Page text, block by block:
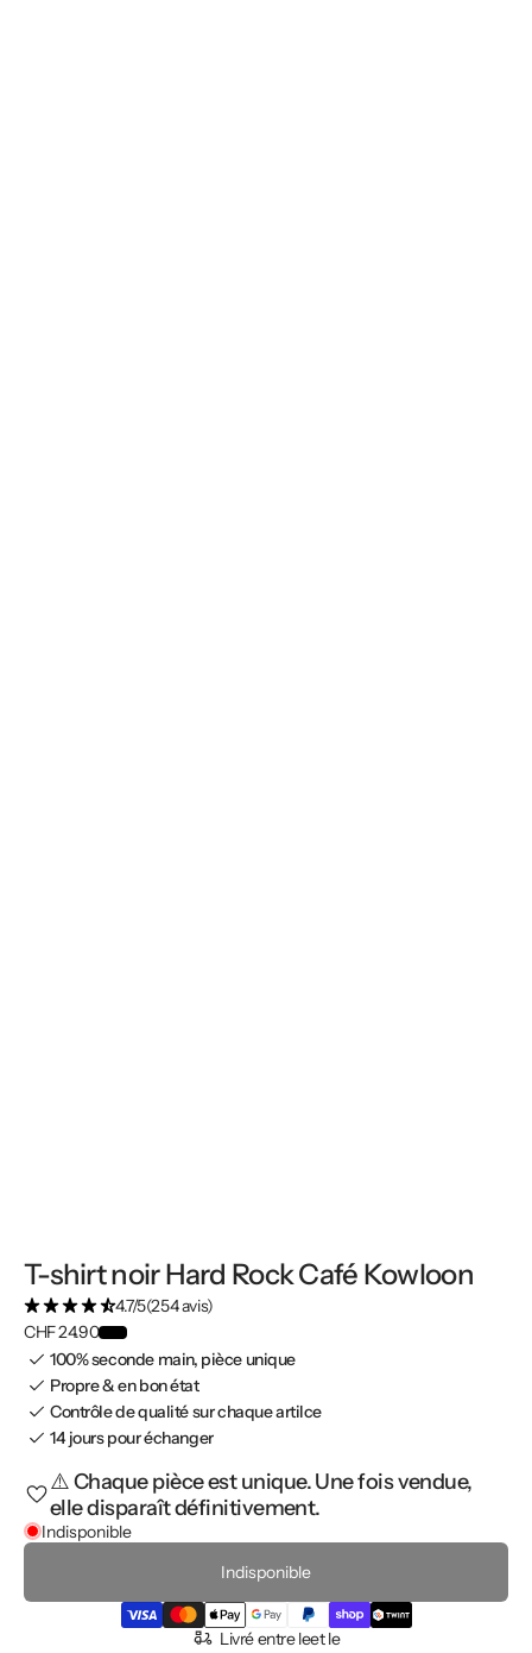
T-shirt noir Hard Rock Café Kowloon
4.7/5(254 avis)
CHF 24.90
100% seconde main, pièce unique
Propre & en bon état
Contrôle de qualité sur chaque artilce
14 jours pour échanger
⚠️ Chaque pièce est unique. Une fois vendue,
elle disparaît définitivement.
Indisponible
Indisponible
Livré entre leet le